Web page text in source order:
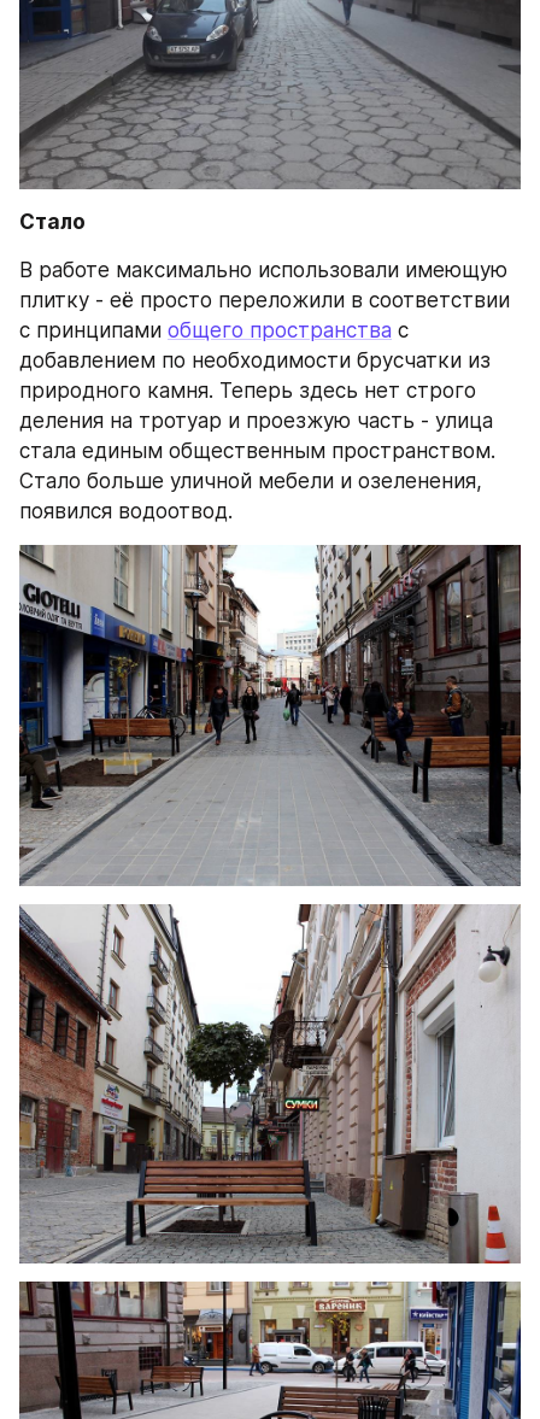
Стало
В работе максимально использовали имеющую
плитку - её просто переложили в соответствии
с принципами общего пространства с
добавлением по необходимости брусчатки из
природного камня. Теперь здесь нет строго
деления на тротуар и проезжую часть - улица
стала единым общественным пространством.
Стало больше уличной мебели и озеленения,
появился водоотвод.